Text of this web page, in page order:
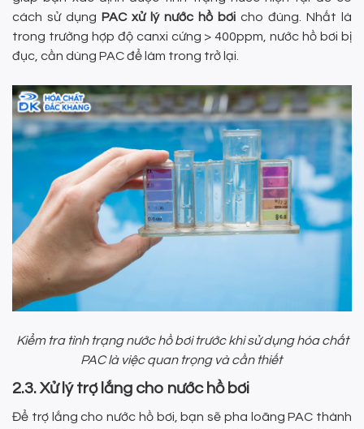
cách sử dụng PAC xử lý nước hồ bơi cho đúng. Nhất là
trong trường hợp độ canxi cứng > 400ppm, nước hồ bơi bị
đục, cần dùng PAC để làm trong trở lại.
Kiểm tra tình trạng nước hồ bơi trước khi sử dụng hóa chất
PAC là việc quan trọng và cần thiết
2.3. Xử lý trợ lắng cho nước hồ bơi
Để trợ lắng cho nước hồ bơi, bạn sẽ pha loãng PAC thành